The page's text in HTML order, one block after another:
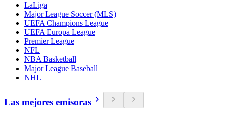
LaLiga
Major League Soccer (MLS)
UEFA Champions League
UEFA Europa League
Premier League
NFL
NBA Basketball
Major League Baseball
NHL
Las mejores emisoras